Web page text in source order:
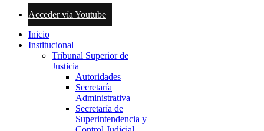
Acceder vía Youtube
Inicio
Institucional
Tribunal Superior de
Justicia
Autoridades
Secretaría
Administrativa
Secretaría de
Superintendencia y